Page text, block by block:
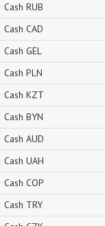
Cash RUB
Cash CAD
Cash GEL
Cash PLN
Cash KZT
Cash BYN
Cash AUD
Cash UAH
Cash COP
Cash TRY